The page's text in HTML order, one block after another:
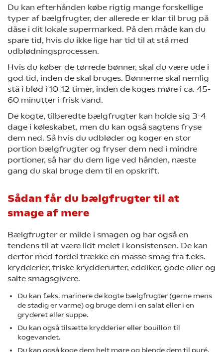
Du kan efterhånden købe rigtig mange forskellige
typer af bælgfrugter, der allerede er klar til brug på
dåse i dit lokale supermarked. På den måde kan du
spare tid, hvis du ikke lige har tid til at stå med
udblødningsprocessen.
Hvis du køber de tørrede bønner, skal du være ude i
god tid, inden de skal bruges. Bønnerne skal nemlig
stå i blød i 10-12 timer, inden de koges møre i ca. 45-
60 minutter i frisk vand.
De kogte, tilberedte bælgfrugter kan holde sig 3-4
dage i køleskabet, men du kan også sagtens fryse
dem ned. Så hvis du udbløder og koger en stor
portion bælgfrugter og fryser dem ned i mindre
portioner, så har du dem lige ved hånden, næste
gang du skal bruge dem til en opskrift.
Sådan får du bælgfrugter til at
smage af mere
Bælgfrugter er milde i smagen og har også en
tendens til at være lidt melet i konsistensen. De kan
derfor med fordel trække en masse smag fra f.eks.
krydderier, friske krydderurter, eddiker, gode olier og
salte smagsgivere.
Du kan f.eks. marinere de kogte bælgfrugter (gerne mens
de stadig er varme) og bruge dem i en salat eller i en
gryderet eller suppe.
Du kan også tilsætte krydderier eller bouillon til
kogevandet.
Du kan også koge dem helt møre og blende dem til puré,